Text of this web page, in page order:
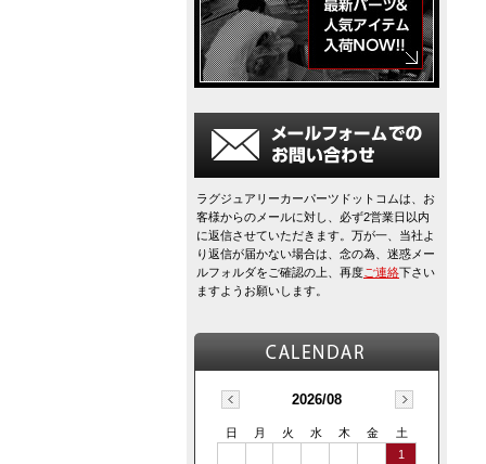
ラグジュアリーカーパーツドットコムは、お
客様からのメールに対し、必ず2営業日以内
に返信させていただきます。万が一、当社よ
り返信が届かない場合は、念の為、迷惑メー
ルフォルダをご確認の上、再度ご連絡下さい
ますようお願いします。
2026/08
日 月 火 水 木 金
土
1